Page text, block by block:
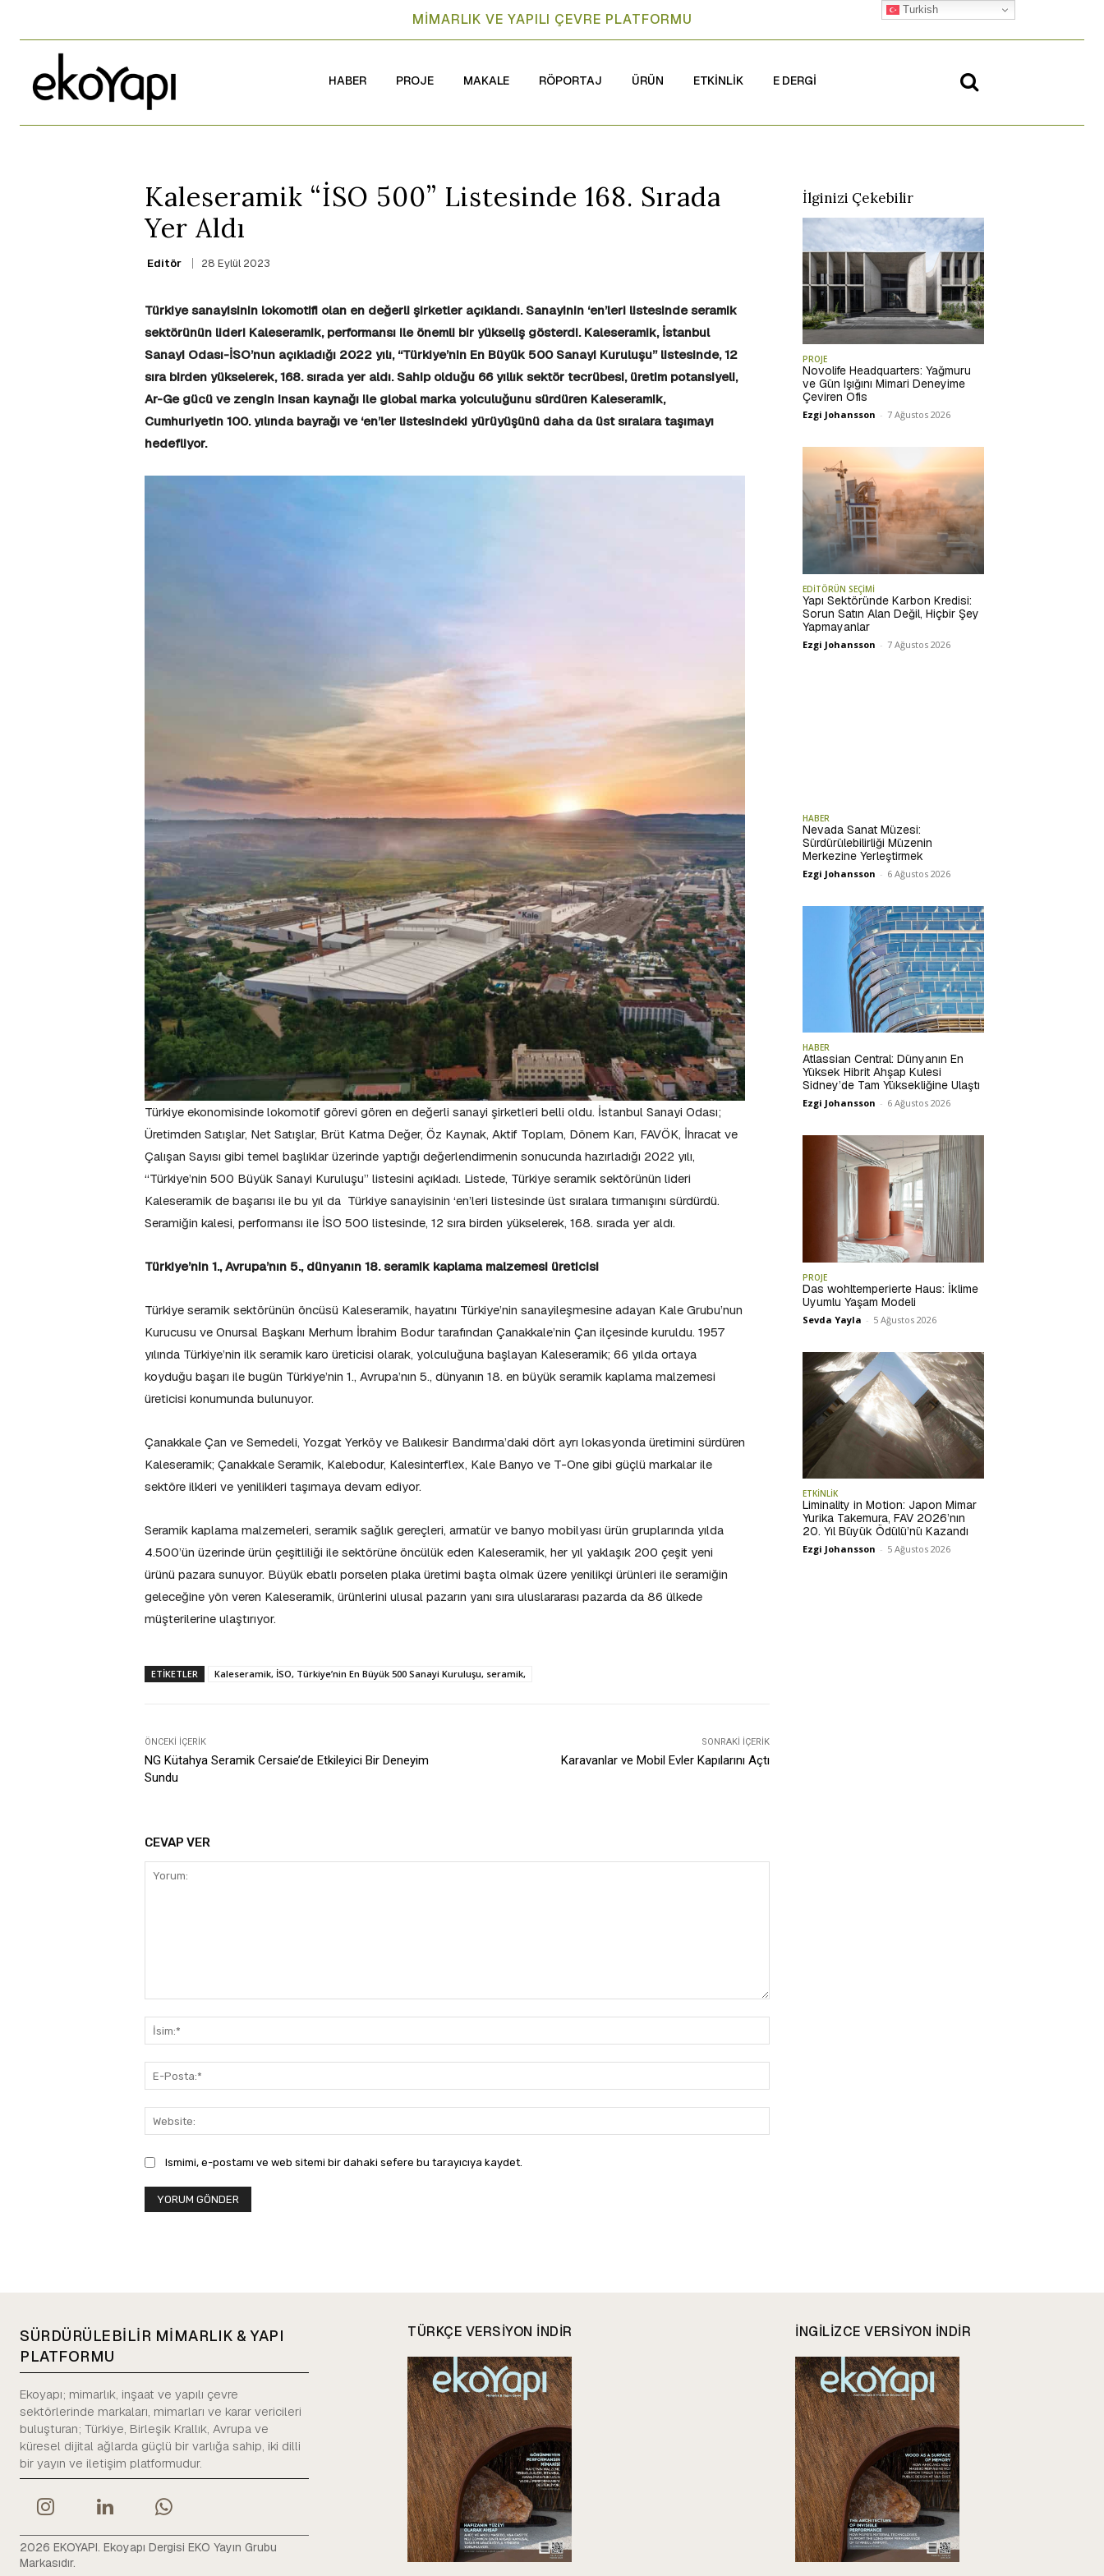
MİMARLIK VE YAPILI ÇEVRE PLATFORMU
HABER PROJE MAKALE RÖPORTAJ ÜRÜN ETKİNLİK E DERGİ
Kaleseramik “İSO 500” Listesinde 168. Sırada
Yer Aldı
Editör 28 Eylül 2023
Türkiye sanayisinin lokomotifi olan en değerli şirketler açıklandı. Sanayinin ‘en’leri listesinde seramik
sektörünün lideri Kaleseramik, performansı ile önemli bir yükseliş gösterdi. Kaleseramik, İstanbul
Sanayi Odası-İSO’nun açıkladığı 2022 yılı, “Türkiye’nin En Büyük 500 Sanayi Kuruluşu” listesinde, 12
sıra birden yükselerek, 168. sırada yer aldı. Sahip olduğu 66 yıllık sektör tecrübesi, üretim potansiyeli,
Ar-Ge gücü ve zengin insan kaynağı ile global marka yolculuğunu sürdüren Kaleseramik,
Cumhuriyetin 100. yılında bayrağı ve ‘en’ler listesindeki yürüyüşünü daha da üst sıralara taşımayı
hedefliyor.
Türkiye ekonomisinde lokomotif görevi gören en değerli sanayi şirketleri belli oldu. İstanbul Sanayi Odası;
Üretimden Satışlar, Net Satışlar, Brüt Katma Değer, Öz Kaynak, Aktif Toplam, Dönem Karı, FAVÖK, İhracat ve
Çalışan Sayısı gibi temel başlıklar üzerinde yaptığı değerlendirmenin sonucunda hazırladığı 2022 yılı,
“Türkiye’nin 500 Büyük Sanayi Kuruluşu” listesini açıkladı. Listede, Türkiye seramik sektörünün lideri
Kaleseramik de başarısı ile bu yıl da Türkiye sanayisinin ‘en’leri listesinde üst sıralara tırmanışını sürdürdü.
Seramiğin kalesi, performansı ile İSO 500 listesinde, 12 sıra birden yükselerek, 168. sırada yer aldı.
Türkiye’nin 1., Avrupa’nın 5., dünyanın 18. seramik kaplama malzemesi üreticisi
Türkiye seramik sektörünün öncüsü Kaleseramik, hayatını Türkiye’nin sanayileşmesine adayan Kale Grubu’nun
Kurucusu ve Onursal Başkanı Merhum İbrahim Bodur tarafından Çanakkale’nin Çan ilçesinde kuruldu. 1957
yılında Türkiye’nin ilk seramik karo üreticisi olarak, yolculuğuna başlayan Kaleseramik; 66 yılda ortaya
koyduğu başarı ile bugün Türkiye’nin 1., Avrupa’nın 5., dünyanın 18. en büyük seramik kaplama malzemesi
üreticisi konumunda bulunuyor.
Çanakkale Çan ve Semedeli, Yozgat Yerköy ve Balıkesir Bandırma’daki dört ayrı lokasyonda üretimini sürdüren
Kaleseramik; Çanakkale Seramik, Kalebodur, Kalesinterflex, Kale Banyo ve T-One gibi güçlü markalar ile
sektöre ilkleri ve yenilikleri taşımaya devam ediyor.
Seramik kaplama malzemeleri, seramik sağlık gereçleri, armatür ve banyo mobilyası ürün gruplarında yılda
4.500’ün üzerinde ürün çeşitliliği ile sektörüne öncülük eden Kaleseramik, her yıl yaklaşık 200 çeşit yeni
ürünü pazara sunuyor. Büyük ebatlı porselen plaka üretimi başta olmak üzere yenilikçi ürünleri ile seramiğin
geleceğine yön veren Kaleseramik, ürünlerini ulusal pazarın yanı sıra uluslararası pazarda da 86 ülkede
müşterilerine ulaştırıyor.
ETIKETLER Kaleseramik, İSO, Türkiye’nin En Büyük 500 Sanayi Kuruluşu, seramik,
ÖNCEKI İÇERIK
NG Kütahya Seramik Cersaie’de Etkileyici Bir Deneyim
Sundu
SONRAKI İÇERIK
Karavanlar ve Mobil Evler Kapılarını Açtı
CEVAP VER
Posta:*
Ismimi, e-postamı ve web sitemi bir dahaki sefere bu tarayıcıya kaydet.
İlginizi Çekebilir
PROJE
Novolife Headquarters: Yağmuru
ve Gün Işığını Mimari Deneyime
Çeviren Ofis
Ezgi Johansson - 7 Ağustos 2026
EDİTÖRÜN SEÇİMİ
Yapı Sektöründe Karbon Kredisi:
Sorun Satın Alan Değil, Hiçbir Şey
Yapmayanlar
Ezgi Johansson - 7 Ağustos 2026
HABER
Nevada Sanat Müzesi:
Sürdürülebilirliği Müzenin
Merkezine Yerleştirmek
Ezgi Johansson - 6 Ağustos 2026
HABER
Atlassian Central: Dünyanın En
Yüksek Hibrit Ahşap Kulesi
Sidney’de Tam Yüksekliğine Ulaştı
Ezgi Johansson - 6 Ağustos 2026
PROJE
Das wohltemperierte Haus: İklime
Uyumlu Yaşam Modeli
Sevda Yayla - 5 Ağustos 2026
ETKİNLİK
Liminality in Motion: Japon Mimar
Yurika Takemura, FAV 2026’nın
20. Yıl Büyük Ödülü’nü Kazandı
Ezgi Johansson - 5 Ağustos 2026
SÜRDÜRÜLEBİLİR MİMARLIK & YAPI
PLATFORMU
Ekoyapı; mimarlık, inşaat ve yapılı çevre
sektörlerinde markaları, mimarları ve karar vericileri
buluşturan; Türkiye, Birleşik Krallık, Avrupa ve
küresel dijital ağlarda güçlü bir varlığa sahip, iki dilli
bir yayın ve iletişim platformudur.
2026 EKOYAPI. Ekoyapı Dergisi EKO Yayın Grubu
Markasıdır.
TÜRKÇE VERSIYON INDIR INGILIZCE VERSIYON INDIR
Turkish